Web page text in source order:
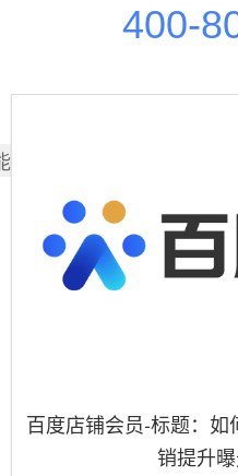
400-
喜欢
百度店铺会员-标题：
销提升